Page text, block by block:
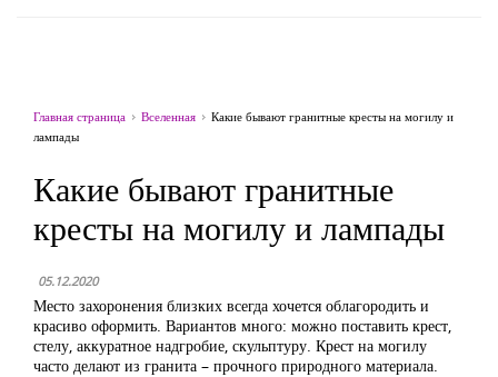
Главная страница Вселенная
Какие бывают гранитные кресты на могилу и
лампады
Какие бывают гранитные
кресты на могилу и лампады
05.12.2020
Место захоронения близких всегда хочется облагородить и
красиво оформить. Вариантов много: можно поставить крест,
стелу, аккуратное надгробие, скульптуру. Крест на могилу
часто делают из гранита – прочного природного материала.